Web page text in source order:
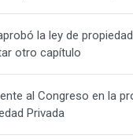
la ley de
otro capítulo
al Congreso en la
Privada